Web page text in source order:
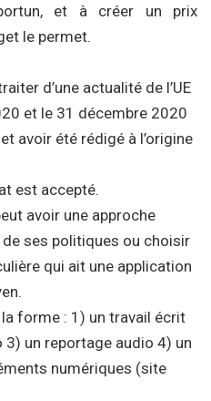
et à créer un prix
le permet.
d’une actualité de l’UE
et le 31 décembre 2020
avoir été rédigé à l’origine
est accepté.
avoir une approche
de ses politiques ou choisir
qui ait une application
forme : 1) un travail écrit
un reportage audio 4) un
numériques (site